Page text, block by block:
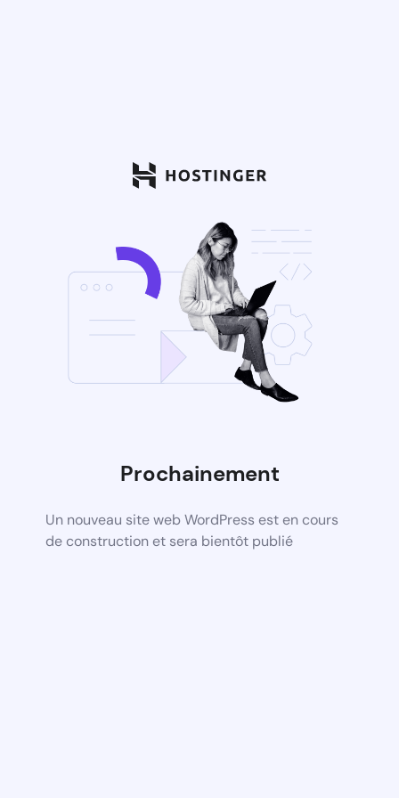
Prochainement
Un nouveau site web WordPress est en cours
de construction et sera bientôt publié